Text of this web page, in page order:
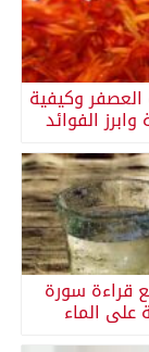
وكيفية
الفوائد
قراءة سورة
على الماء